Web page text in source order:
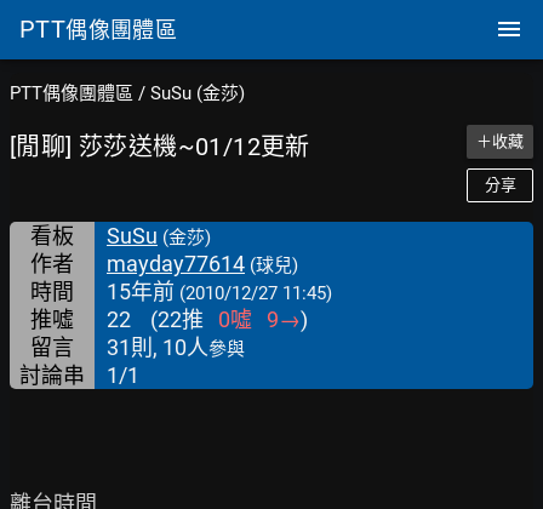
PTT偶像團體區
PTT偶像團體區 / SuSu (金莎)
[閒聊] 莎莎送機~01/12更新 ＋收藏
分享
看板 SuSu (金莎)
作者 mayday77614 (球兒)
時間 15年前 (2010/12/27 11:45)
推噓 22 (22推 0噓 9→)
留言
31則, 10人參與
討論串 1/1
離台時間